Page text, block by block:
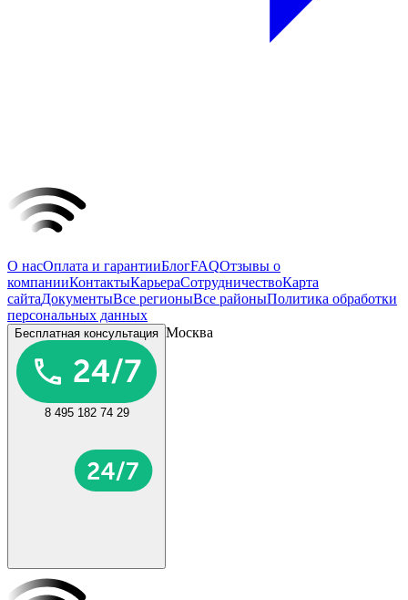
О насОплата и гарантииБлогFAQОтзывы о
компанииКонтактыКарьераСотрудничествоКарта
сайтаДокументыВсе регионыВсе районыПолитика обработки
персональных данных
Бесплатная консультация
8 495 182 74 29
Москва